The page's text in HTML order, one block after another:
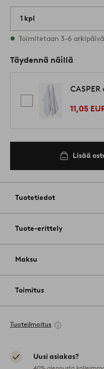
1 kpl
Varastossa
Toimitetaan 3-6
Täydennä näillä
11,05
Lisää
Tuotetiedot
Tuote-erittely
Maksu
Toimitus
Tuoteilmoitus
Uusi asiakas?